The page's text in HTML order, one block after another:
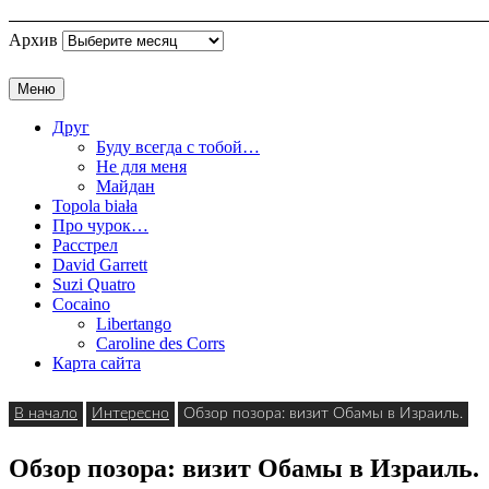
Архив
Меню
Друг
Буду всегда с тобой…
Не для меня
Майдан
Topola biała
Про чурок…
Расстрел
David Garrett
Suzi Quatro
Cocaino
Libertango
Caroline des Corrs
Карта сайта
В начало Интересно Обзор позора: визит Обамы в Израиль.
Обзор позора: визит Обамы в Израиль.